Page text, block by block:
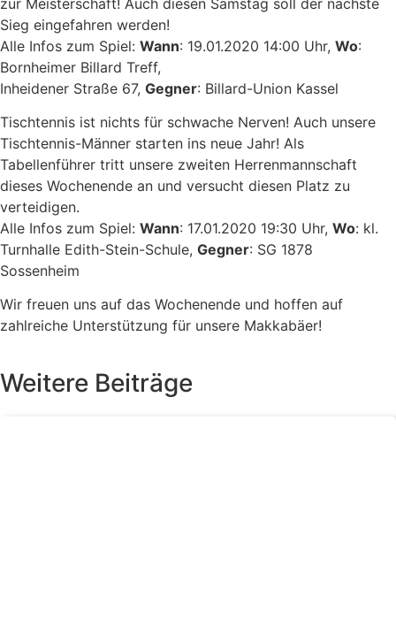
Sieg eingefahren werden!
Alle Infos zum Spiel: Wann: 19.01.2020 14:00 Uhr, Wo:
Bornheimer Billard Treff,
Inheidener Straße 67, Gegner: Billard-Union Kassel
Tischtennis ist nichts für schwache Nerven! Auch unsere
Tischtennis-Männer starten ins neue Jahr! Als
Tabellenführer tritt unsere zweiten Herrenmannschaft
dieses Wochenende an und versucht diesen Platz zu
verteidigen.
Alle Infos zum Spiel: Wann: 17.01.2020 19:30 Uhr, Wo: kl.
Turnhalle Edith-Stein-Schule, Gegner: SG 1878
Sossenheim
Wir freuen uns auf das Wochenende und hoffen auf
zahlreiche Unterstützung für unsere Makkabäer!
Weitere Beiträge